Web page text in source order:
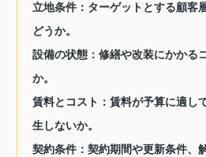
立地条件： ターゲットとする顧客
どうか。
設備の状態： 修繕や改装にかかる
か。
賃料とコスト： 賃料が予算に適し
生しないか。
契約条件： 契約期間や更新条件、